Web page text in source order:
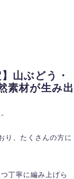
山ぶどう・
素材が生み出
り、たくさんの方に
丁寧に編み上げら